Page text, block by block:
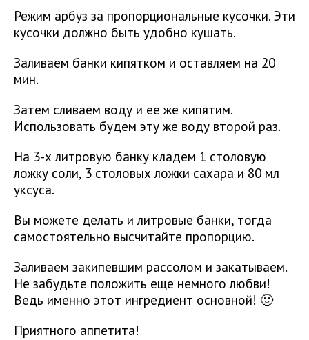
Режим арбуз за пропорциональные кусочки. Эти
кусочки должно быть удобно кушать.
Заливаем банки кипятком и оставляем на 20
мин.
Затем сливаем воду и ее же кипятим.
Использовать будем эту же воду второй раз.
На 3-х литровую банку кладем 1 столовую
ложку соли, 3 столовых ложки сахара и 80 мл
уксуса.
Вы можете делать и литровые банки, тогда
самостоятельно высчитайте пропорцию.
Заливаем закипевшим рассолом и закатываем.
Не забудьте положить еще немного любви!
Ведь именно этот ингредиент основной! 🙂
Приятного аппетита!